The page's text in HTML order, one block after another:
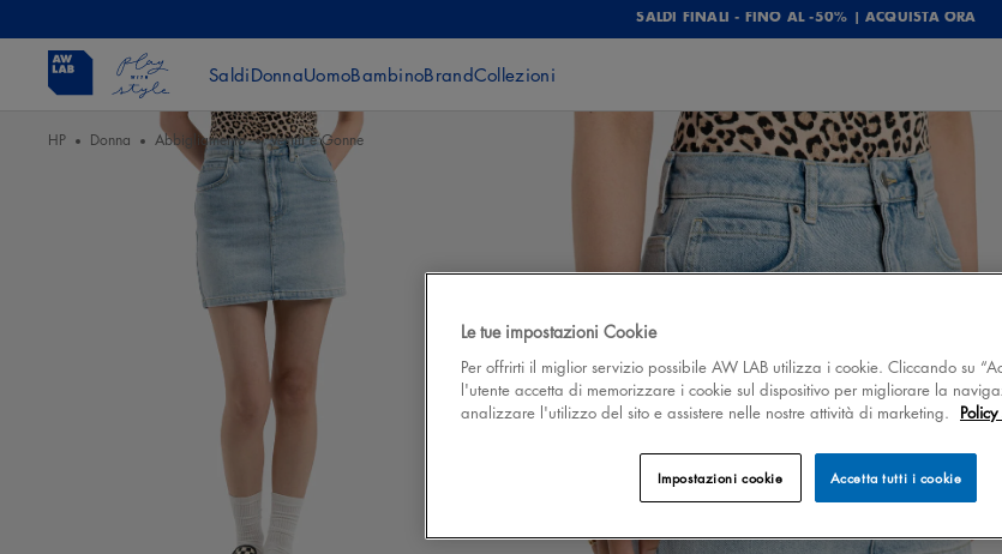
SALDI FINALI - FINO AL -50% | ACQUISTA ORA
SaldiDonnaUomoBambinoBrandCollezioni
HP Donna Abbigliamento Vestiti e Gonne
Le tue impostazioni Cookie
Per offrirti il miglior servizio possibile AW LAB utilizza i cookie. Cliccando su
l'utente accetta di memorizzare i cookie sul dispositivo per migliorare la
analizzare l'utilizzo del sito e assistere nelle nostre attività di marketing.
Accetta tutti i cookie
Impostazioni cookie